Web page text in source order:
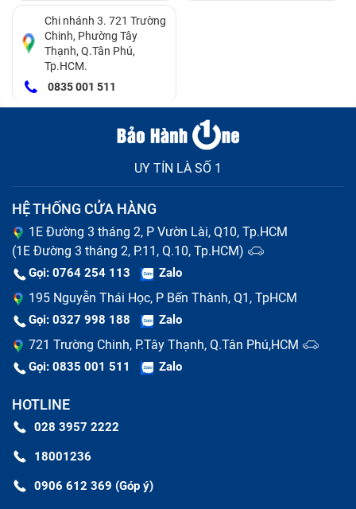
Chi nhánh 3. 721 Trường
Chinh, Phường Tây
Thạnh, Q.Tân Phú,
Tp.HCM.
0835 001 511
UY TÍN LÀ SỐ 1
HỆ THỐNG CỬA HÀNG
1E Đường 3 tháng 2, P Vườn Lài, Q10, Tp.HCM
(1E Đường 3 tháng 2, P.11, Q.10, Tp.HCM)
Gọi: 0764 254 113 Zalo
195 Nguyễn Thái Học, P Bến Thành, Q1, TpHCM
Gọi: 0327 998 188 Zalo
721 Trường Chinh, P.Tây Thạnh, Q.Tân Phú,HCM
Gọi: 0835 001 511 Zalo
HOTLINE
028 3957 2222
18001236
0906 612 369 (Góp ý)